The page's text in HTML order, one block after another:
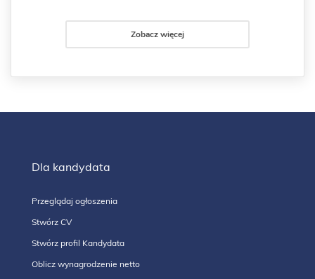
Zobacz więcej
Dla kandydata
Przeglądaj ogłoszenia
Stwórz CV
Stwórz profil Kandydata
Oblicz wynagrodzenie netto